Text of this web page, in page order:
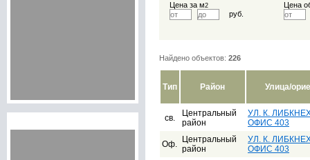
Цена за м2
руб.
Цена
Найдено объектов: 226
Тип Район Улица/
св.
Центральный
район
УЛ. К.
ОФИС 403
Оф.
Центральный
район
УЛ. К.
ОФИС 403